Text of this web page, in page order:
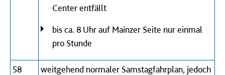
Center entfällt
bis ca. 8 Uhr auf Mainzer Seite nur einmal
pro Stunde
58
weitgehend normaler Samstagfahrplan, jedoch